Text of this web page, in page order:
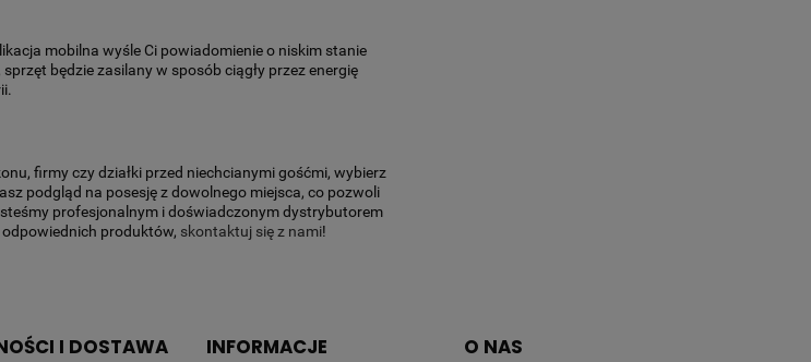
mobilna wyśle Ci powiadomienie o niskim stanie
będzie zasilany w sposób ciągły przez energię
firmy czy działki przed niechcianymi gośćmi, wybierz
podgląd na posesję z dowolnego miejsca, co pozwoli
profesjonalnym i doświadczonym dystrybutorem
produktów, skontaktuj się z nami!
I DOSTAWA INFORMACJE O NAS